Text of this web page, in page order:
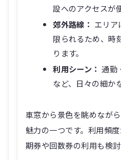
設へのアクセスが
郊外路線： エリア
限られるため、時
ります。
利用シーン： 通勤
など、日々の細か
車窓から景色を眺めなが
魅力の一つです。利用頻
期券や回数券の利用も検討